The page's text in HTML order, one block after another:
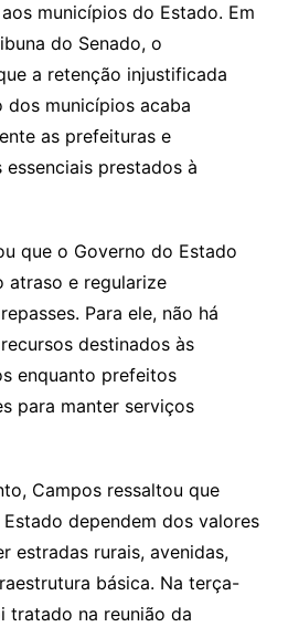
municípios do Estado. Em
do Senado, o
a retenção injustificada
municípios acaba
as prefeituras e
prestados à
que o Governo do Estado
atraso e regularize
Para ele, não há
destinados às
enquanto prefeitos
para manter serviços
Campos ressaltou que
dependem dos valores
estradas rurais, avenidas,
básica. Na terça-
tratado na reunião da